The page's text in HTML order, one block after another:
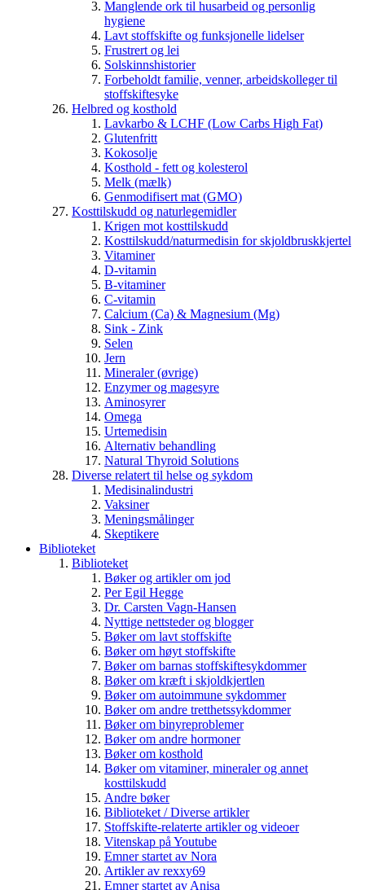
Manglende ork til husarbeid og personlig
hygiene
Lavt stoffskifte og funksjonelle lidelser
Frustrert og lei
Solskinnshistorier
Forbeholdt familie, venner, arbeidskolleger til
stoffskiftesyke
Helbred og kosthold
Lavkarbo & LCHF (Low Carbs High Fat)
Glutenfritt
Kokosolje
Kosthold - fett og kolesterol
Melk (mælk)
Genmodifisert mat (GMO)
Kosttilskudd og naturlegemidler
Krigen mot kosttilskudd
Kosttilskudd/naturmedisin for skjoldbruskkjertel
Vitaminer
D-vitamin
B-vitaminer
C-vitamin
Calcium (Ca) & Magnesium (Mg)
Sink - Zink
Selen
Jern
Mineraler (øvrige)
Enzymer og magesyre
Aminosyrer
Omega
Urtemedisin
Alternativ behandling
Natural Thyroid Solutions
Diverse relatert til helse og sykdom
Medisinalindustri
Vaksiner
Meningsmålinger
Skeptikere
Biblioteket
Biblioteket
Bøker og artikler om jod
Per Egil Hegge
Dr. Carsten Vagn-Hansen
Nyttige nettsteder og blogger
Bøker om lavt stoffskifte
Bøker om høyt stoffskifte
Bøker om barnas stoffskiftesykdommer
Bøker om kræft i skjoldkjertlen
Bøker om autoimmune sykdommer
Bøker om andre tretthetssykdommer
Bøker om binyreproblemer
Bøker om andre hormoner
Bøker om kosthold
Bøker om vitaminer, mineraler og annet
kosttilskudd
Andre bøker
Biblioteket / Diverse artikler
Stoffskifte-relaterte artikler og videoer
Vitenskap på Youtube
Emner startet av Nora
Artikler av rexxy69
Emner startet av Anisa